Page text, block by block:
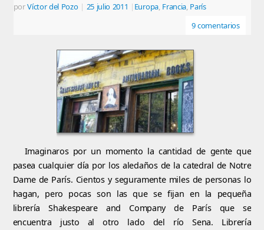
porVíctor del Pozo | 25 julio 2011 | Europa, Francia París
9 comentarios
Imaginaros por un momento la cantidad de gente que
pasea cualquier día por los aledaños de la catedral de Notre
Dame de París. Cientos y seguramente miles de personas lo
hagan, pero pocas son las que se fijan en la pequeña
librería Shakespeare and Company de París que se
encuentra justo al otro lado del río Sena. Librería